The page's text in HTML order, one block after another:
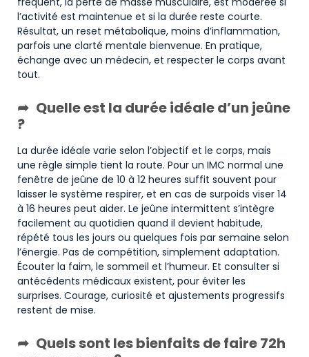
l’activité est maintenue et si la durée reste courte.
Résultat, un reset métabolique, moins d’inflammation,
parfois une clarté mentale bienvenue. En pratique,
échange avec un médecin, et respecter le corps avant
tout.
Quelle est la durée idéale d’un jeûne
?
La durée idéale varie selon l’objectif et le corps, mais
une règle simple tient la route. Pour un IMC normal une
fenêtre de jeûne de 10 à 12 heures suffit souvent pour
laisser le système respirer, et en cas de surpoids viser 14
à 16 heures peut aider. Le jeûne intermittent s’intègre
facilement au quotidien quand il devient habitude,
répété tous les jours ou quelques fois par semaine selon
l’énergie. Pas de compétition, simplement adaptation.
Écouter la faim, le sommeil et l’humeur. Et consulter si
antécédents médicaux existent, pour éviter les
surprises. Courage, curiosité et ajustements progressifs
restent de mise.
Quels sont les bienfaits de faire 72h